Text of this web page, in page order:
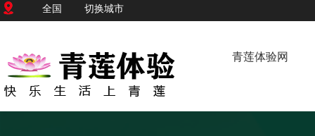
全国 切换城市
青莲体验网